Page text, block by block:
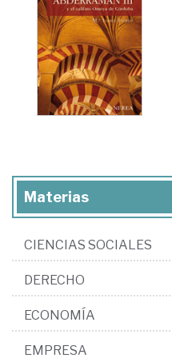
Materias
CIENCIAS SOCIALES
DERECHO
ECONOMÍA
EMPRESA